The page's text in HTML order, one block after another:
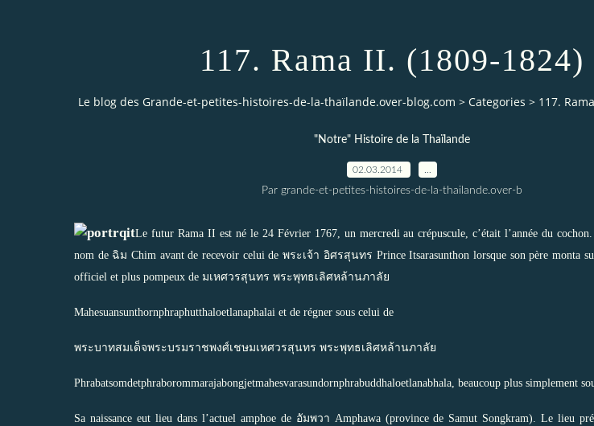
117. Rama II. (1809-1824)
Le blog des Grande-et-petites-histoires-de-la-thaïlande.over-blog.com > Categories > 117.
"Notre" Histoire de la Thaïlande
02.03.2014
Par grande-et-petites-histoires-de-la-thailande.over-b
Le futur Rama II est né le 24 Février 1767, un mercredi au crépuscule, c’était l’année du
nom de ฉิม Chim avant de recevoir celui de พระเจ้า อิศรสุนทร Prince Itsarasunthon lorsque son père monta
officiel et plus pompeux de มเหศวรสุนทร พระพุทธเลิศหล้านภาลัย
Mahesuansunthornphraphutthaloetlanaphalai et de régner sous celui de
พระบาทสมเด็จพระบรมราชพงศ์เชษมเหศวรสุนทร พระพุทธเลิศหล้านภาลัย
Phrabatsomdetphraborommarajabongjetmahesvarasundornphrabuddhaloetlanabhala, beaucoup plus simplement
Sa naissance eut lieu dans l’actuel amphoe de อัมพวา Amphawa (province de Samut Songkram). Le lieu